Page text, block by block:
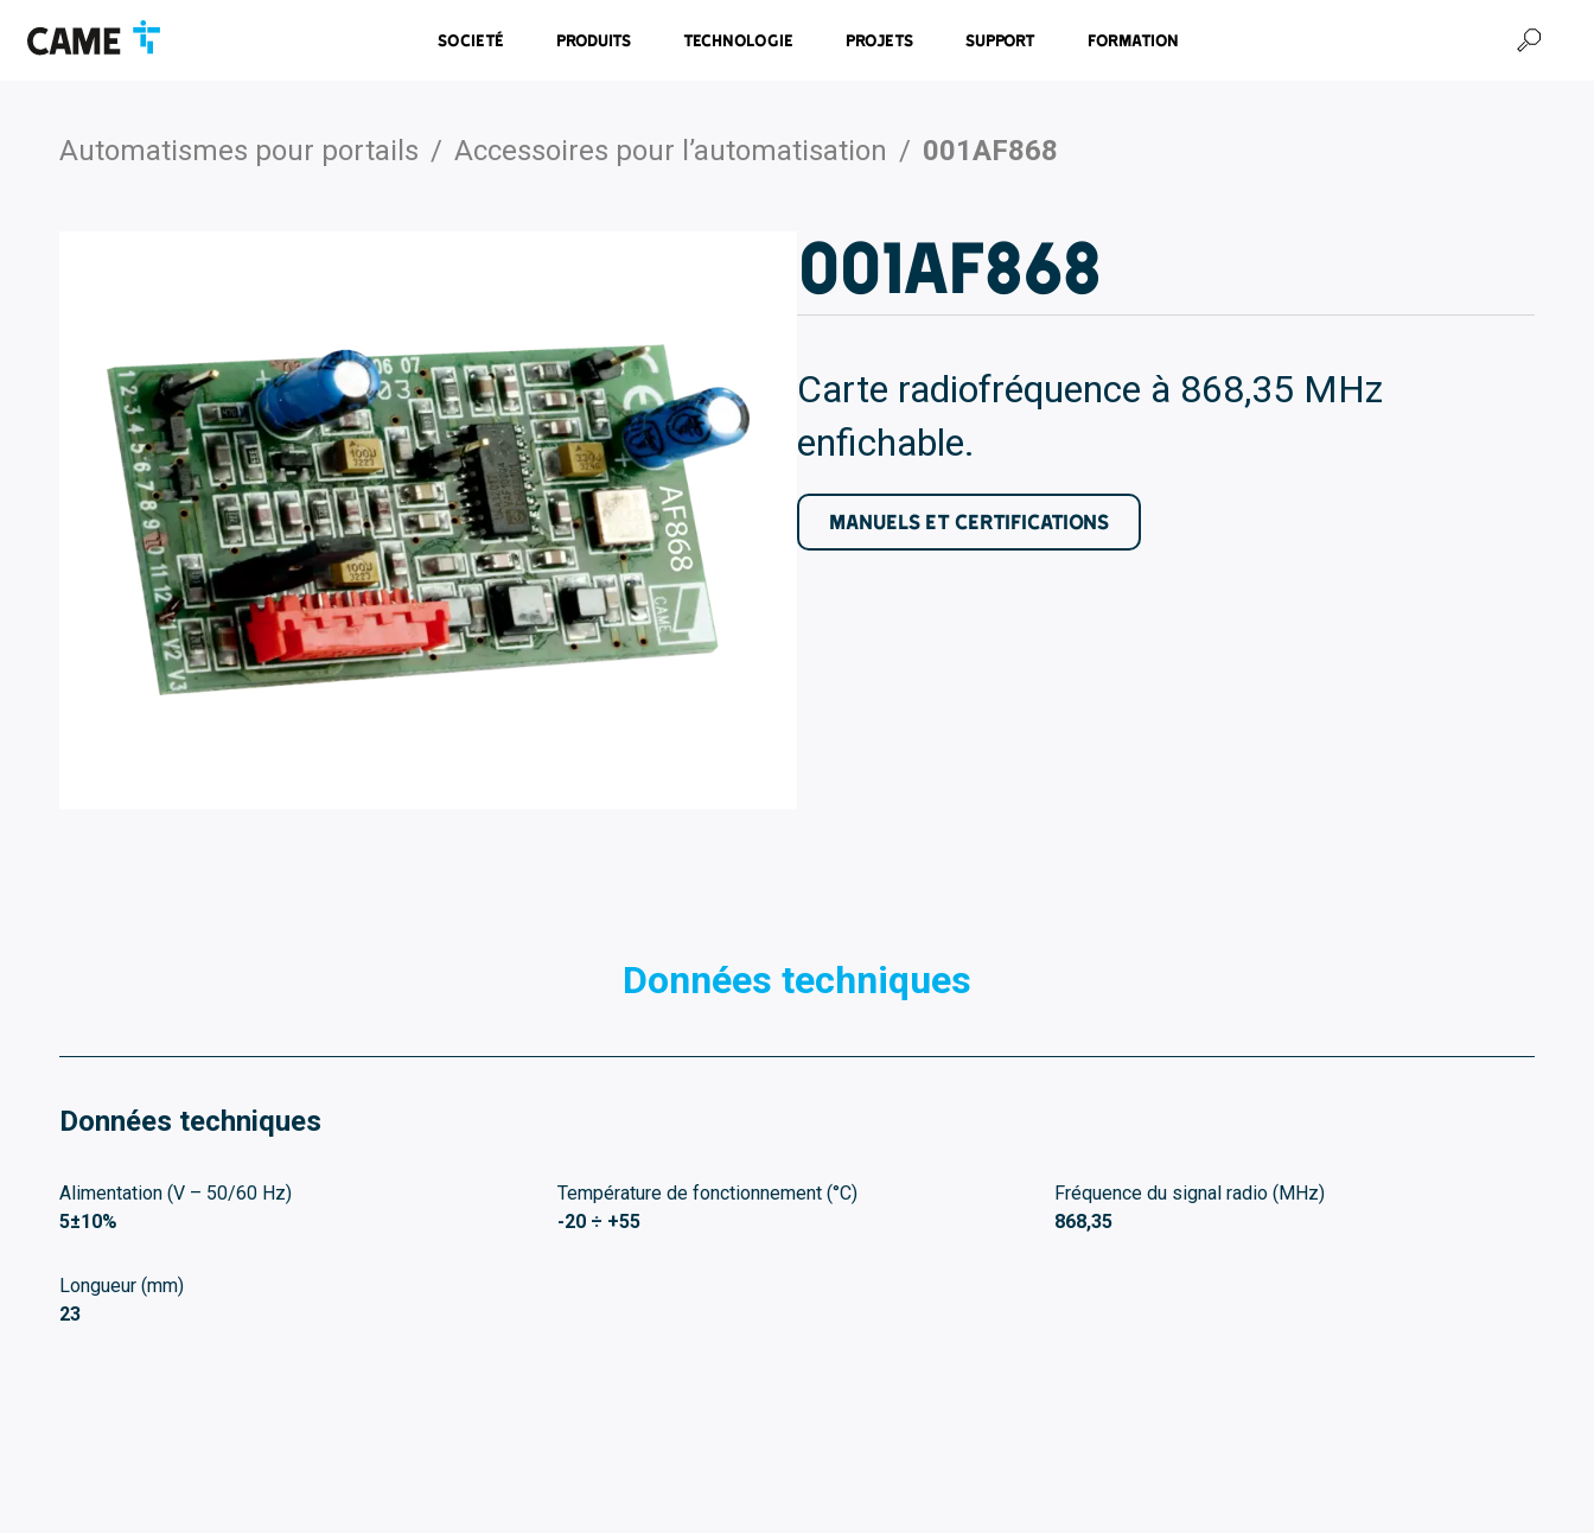
contenu
Societé Produits Technologie Projets Support Formation
Automatismes pour portails / Accessoires pour l’automatisation / 001AF868
001AF868
Carte radiofréquence à 868,35 MHz
enfichable.
MANUELS ET CERTIFICATIONS
Données techniques
Données techniques
Alimentation (V – 50/60 Hz)
5±10%
Température de fonctionnement (°C)
-20 ÷ +55
Fréquence du signal radio (MHz)
868,35
Longueur (mm)
23